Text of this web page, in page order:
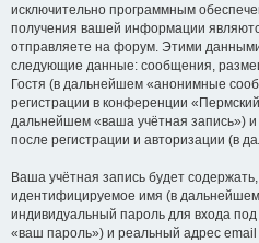
исключительно программным
получения вашей информации
отправляете на форум. Этими
следующие данные: сообщения,
Гостя (в дальнейшем «анонимные
регистрации в конференции
дальнейшем «ваша учётная запись»)
после регистрации и авторизации (в
Ваша учётная запись будет
идентифицируемое имя (в
индивидуальный пароль для входа
«ваш пароль») и реальный адрес